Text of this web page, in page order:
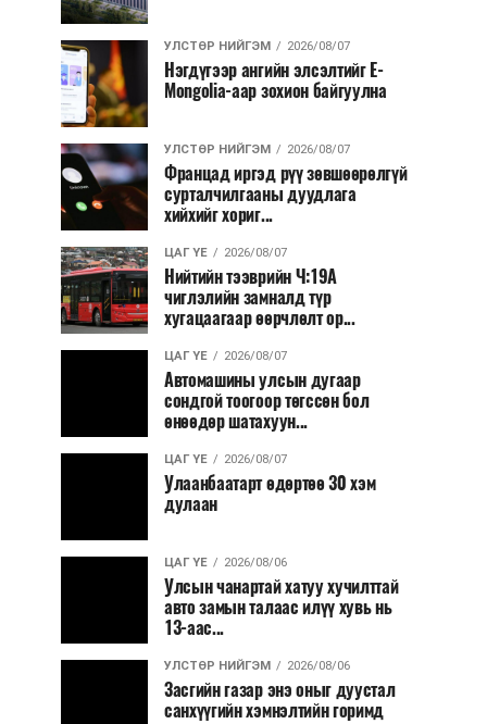
УЛСТӨР НИЙГЭМ 2026/08/07
Нэгдүгээр ангийн элсэлтийг E-
Mongolia-аар зохион байгуулна
УЛСТӨР НИЙГЭМ 2026/08/07
Францад иргэд рүү зөвшөөрөлгүй
сурталчилгааны дуудлага
хийхийг хориг...
ЦАГ ҮЕ 2026/08/07
Нийтийн тээврийн Ч:19А
чиглэлийн замналд түр
хугацаагаар өөрчлөлт ор...
ЦАГ ҮЕ 2026/08/07
Автомашины улсын дугаар
сондгой тоогоор төгссөн бол
өнөөдөр шатахуун...
ЦАГ ҮЕ 2026/08/07
Улаанбаатарт өдөртөө 30 хэм
дулаан
ЦАГ ҮЕ 2026/08/06
Улсын чанартай хатуу хучилттай
авто замын талаас илүү хувь нь
13-аас...
УЛСТӨР НИЙГЭМ 2026/08/06
Засгийн газар энэ оныг дуустал
санхүүгийн хэмнэлтийн горимд